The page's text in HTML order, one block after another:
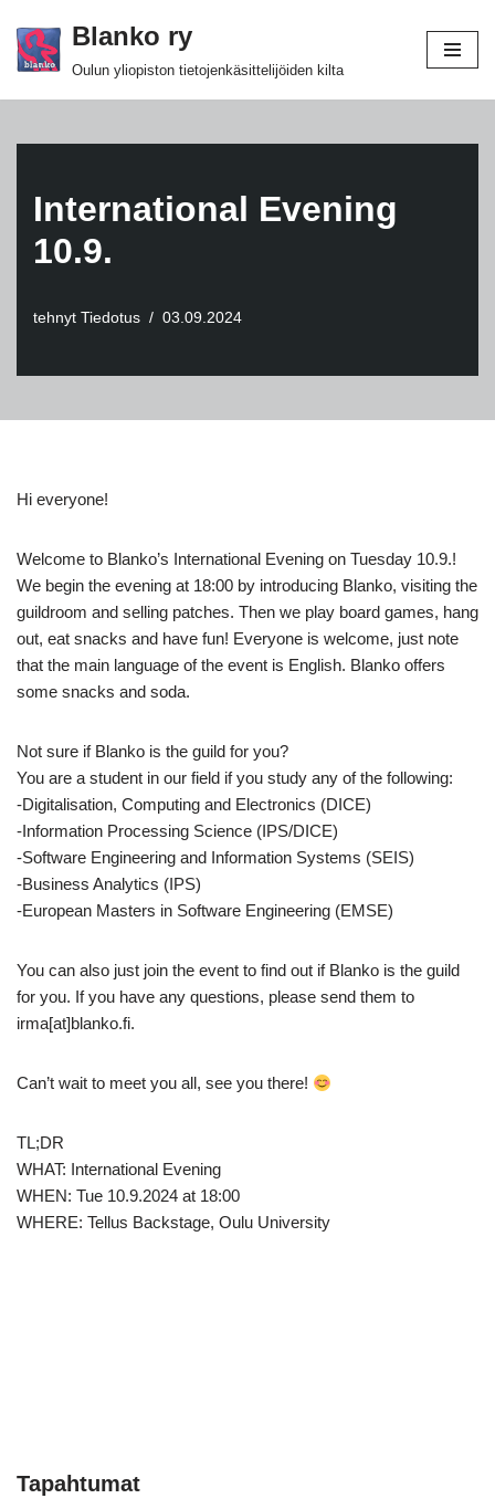
Siirry
Blanko ry
Oulun yliopiston tietojenkäsittelijöiden kilta
International Evening
10.9.
tehnyt Tiedotus 03.09.2024
Hi everyone!
Welcome to Blanko’s International Evening on Tuesday 10.9.!
We begin the evening at 18:00 by introducing Blanko, visiting the
guildroom and selling patches. Then we play board games, hang
out, eat snacks and have fun! Everyone is welcome, just note
that the main language of the event is English. Blanko offers
some snacks and soda.
Not sure if Blanko is the guild for you?
You are a student in our field if you study any of the following:
-Digitalisation, Computing and Electronics (DICE)
-Information Processing Science (IPS/DICE)
-Software Engineering and Information Systems (SEIS)
-Business Analytics (IPS)
-European Masters in Software Engineering (EMSE)
You can also just join the event to find out if Blanko is the guild
for you. If you have any questions, please send them to
irma[at]blanko.fi.
Can’t wait to meet you all, see you there!
TL;DR
WHAT: International Evening
WHEN: Tue 10.9.2024 at 18:00
WHERE: Tellus Backstage, Oulu University
Tapahtumat